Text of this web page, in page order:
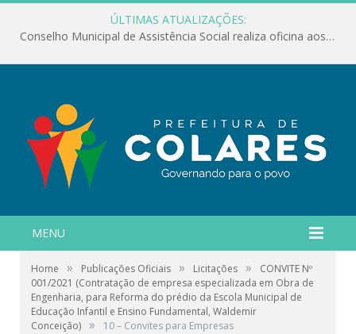
ÚLTIMAS ATUALIZAÇÕES:
Conselho Municipal de Assistência Social realiza oficina aos servidores
MENU
Home » Publicações Oficiais » Licitações »
CONVITE Nº
001/2021 (Contratação de empresa especializada em Obra de
Engenharia, para Reforma do prédio da Escola Municipal de
Educação Infantil e Ensino Fundamental, Waldemir
Conceição) » 10 – Convites para Empresas